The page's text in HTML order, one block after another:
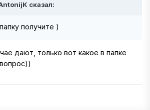
сказал:
получите )
дают, только вот какое в папке